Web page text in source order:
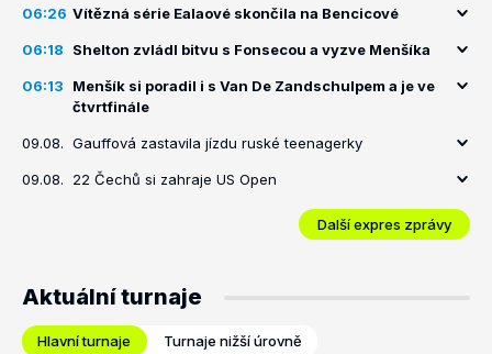
06:26 Vítězná série Ealaové skončila na Bencicové
06:18 Shelton zvládl bitvu s Fonsecou a vyzve Menšíka
06:13
Menšík si poradil i s Van De Zandschulpem a je ve
čtvrtfinále
09.08. Gauffová zastavila jízdu ruské teenagerky
09.08. 22 Čechů si zahraje US Open
Další expres zprávy
Aktuální turnaje
Hlavní turnaje Turnaje nižší úrovně